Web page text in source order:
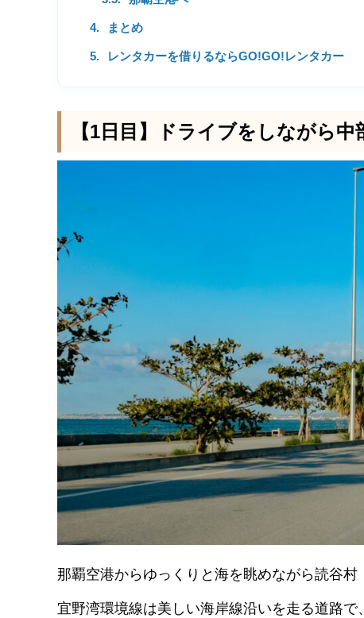
まとめ
レンタカーを借りるならGO!GO!レンタカー
【1日目】ドライブをしながら中
那覇空港からゆっくりと海を眺めながら読谷村
宜野湾環境線は美しい海岸線沿いを走る道路で